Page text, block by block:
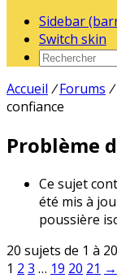
Sidebar
Switch skin
Accueil / Forums /
confiance
Problème
Ce sujet
été mis à
poussière
20 sujets de 1 à
1 2 3 … 19 20 21 →